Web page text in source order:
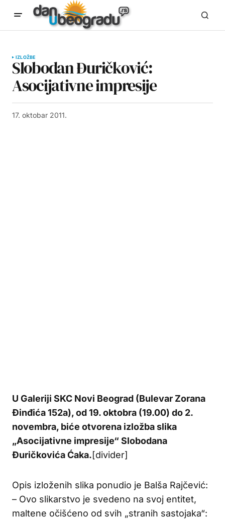
IZLOŽBE
Slobodan Đuričković:
Asocijativne impresije
17. oktobar 2011.
U Galeriji SKC Novi Beograd (Bulevar Zorana
Đinđića 152a), od 19. oktobra (19.00) do 2.
novembra, biće otvorena izložba slika
„Asocijativne impresije“ Slobodana
Đuričkovića Ćaka.[divider]
Opis izloženih slika ponudio je Balša Rajčević:
– Ovo slikarstvo je svedeno na svoj entitet,
maltene očišćeno od svih „stranih sastojaka“: